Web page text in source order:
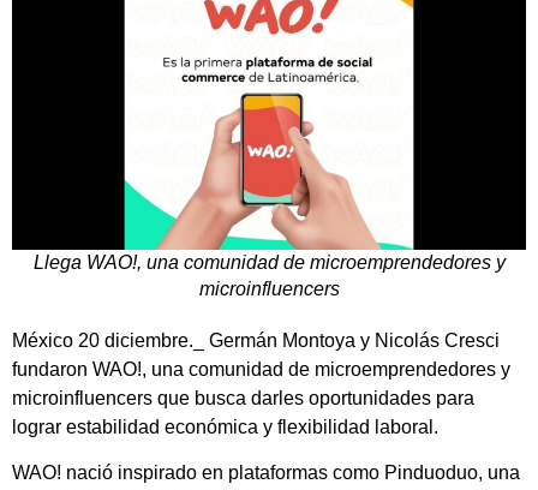
Llega WAO!, una comunidad de microemprendedores y
microinfluencers
México 20 diciembre._ Germán Montoya y Nicolás Cresci
fundaron WAO!, una comunidad de microemprendedores y
microinfluencers que busca darles oportunidades para
lograr estabilidad económica y flexibilidad laboral.
WAO! nació inspirado en plataformas como Pinduoduo, una